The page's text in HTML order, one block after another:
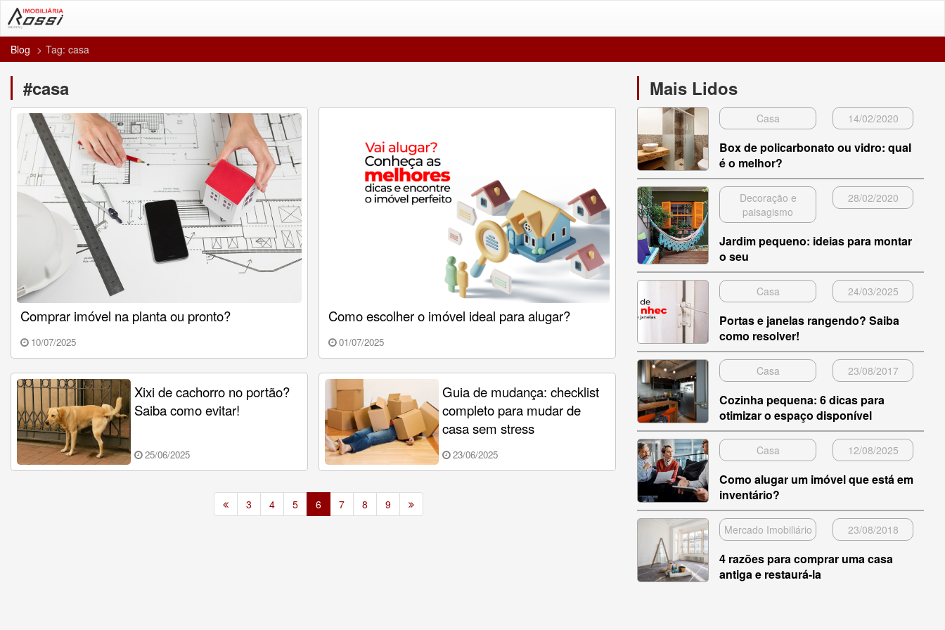
Blog Tag: casa
#casa
Comprar imóvel na planta ou pronto?
10/07/2025
Como escolher o imóvel ideal para alugar?
01/07/2025
Xixi de cachorro no portão?
Saiba como evitar!
25/06/2025
Guia de mudança: checklist
completo para mudar de
casa sem stress
23/06/2025
3 4 5 6 7 8 9
Mais Lidos
Casa 14/02/2020
Box de policarbonato ou vidro: qual
é o melhor?
Decoração e
paisagismo
28/02/2020
Jardim pequeno: ideias para montar
o seu
Casa 24/03/2025
Portas e janelas rangendo? Saiba
como resolver!
Casa 23/08/2017
Cozinha pequena: 6 dicas para
otimizar o espaço disponível
Casa 12/08/2025
Como alugar um imóvel que está em
inventário?
Mercado Imobiliário 23/08/2018
4 razões para comprar uma casa
antiga e restaurá-la